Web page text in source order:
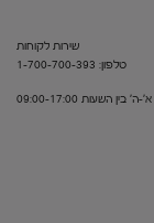
שירות לקוחות
טלפון: 1-700-700-393
השעות 09:00-17:00